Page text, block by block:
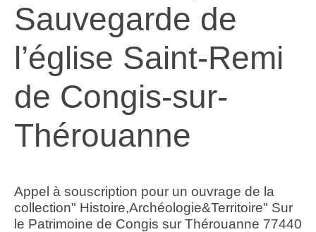
Sauvegarde de
l’église Saint-Remi
de Congis-sur-
Thérouanne
Appel à souscription pour un ouvrage de la
collection" Histoire,Archéologie&Territoire" Sur
le Patrimoine de Congis sur Thérouanne 77440